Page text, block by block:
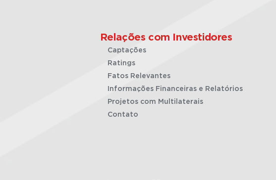
Relações com Investidores
Captações
Ratings
Fatos Relevantes
Informações Financeiras e Relatórios
Projetos com Multilaterais
Contato